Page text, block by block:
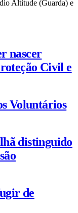
Altitude (Guarda) e
nascer
Civil e
Voluntários
distinguido
de